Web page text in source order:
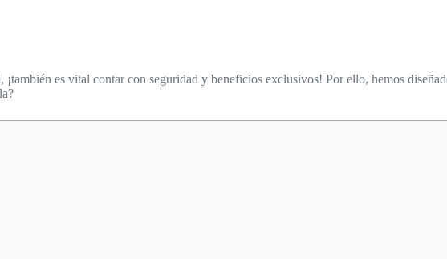
es vital contar con seguridad y beneficios exclusivos! Por ello, hemos